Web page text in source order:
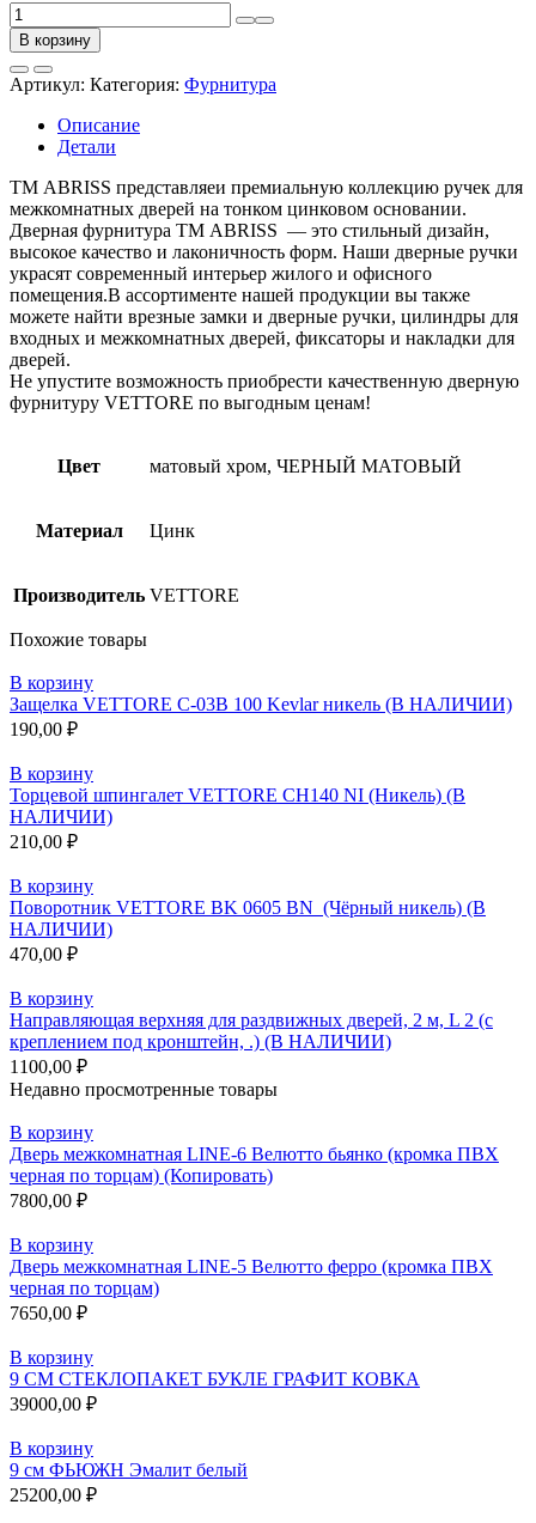
Количество
товара
Ручка
на
раздельном
тонком
цинковом
основании
ABRISS
R21.190
MCP/WH
(
Матовый
хром/
Белая
вставка)
(ПОД
ЗАКАЗ)
В корзину
Артикул: Категория: Фурнитура
Описание
Детали
ТМ ABRISS представляеи премиальную коллекцию ручек для
межкомнатных дверей на тонком цинковом основании.
Дверная фурнитура ТМ ABRISS — это стильный дизайн,
высокое качество и лаконичность форм. Наши дверные ручки
украсят современный интерьер жилого и офисного
помещения.В ассортименте нашей продукции вы также
можете найти врезные замки и дверные ручки, цилиндры для
входных и межкомнатных дверей, фиксаторы и накладки для
дверей.
Не упустите возможность приобрести качественную дверную
фурнитуру VETTORE по выгодным ценам!
Цвет матовый хром, ЧЕРНЫЙ МАТОВЫЙ
Материал Цинк
Производитель VETTORE
Похожие товары
В корзину
Защелка VETTORE C-03B 100 Kevlar никель (В НАЛИЧИИ)
190,00 ₽
В корзину
Торцевой шпингалет VETTORE CH140 NI (Никель) (В
НАЛИЧИИ)
210,00 ₽
В корзину
Поворотник VЕTTORE BK 0605 BN (Чёрный никель) (В
НАЛИЧИИ)
470,00 ₽
В корзину
Направляющая верхняя для раздвижных дверей, 2 м, L 2 (с
креплением под кронштейн, .) (В НАЛИЧИИ)
1100,00 ₽
Недавно просмотренные товары
В корзину
Дверь межкомнатная LINE-6 Велютто бьянко (кромка ПВХ
черная по торцам) (Копировать)
7800,00 ₽
В корзину
Дверь межкомнатная LINE-5 Велютто ферро (кромка ПВХ
черная по торцам)
7650,00 ₽
В корзину
9 СМ СТЕКЛОПАКЕТ БУКЛЕ ГРАФИТ КОВКА
39000,00 ₽
В корзину
9 см ФЬЮЖН Эмалит белый
25200,00 ₽